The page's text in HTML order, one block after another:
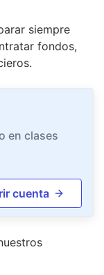
siempre
fondos,
en clases
cuenta
s